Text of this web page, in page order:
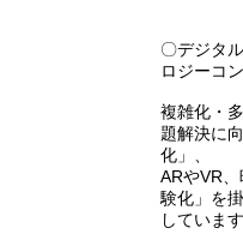
〇デジタ
ロジーコ
複雑化・
題解決に
化」、
ARやVR
験化」を
しています